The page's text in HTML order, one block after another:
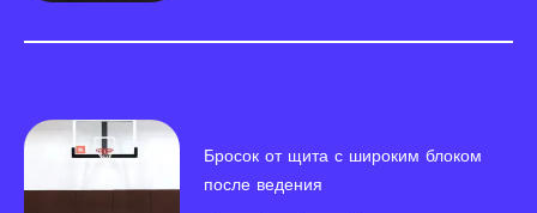
Бросок от щита с широким блоком
после ведения